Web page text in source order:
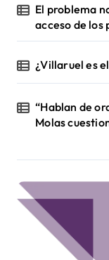
El problema
acceso de los
¿Villaruel es
“Hablan de
Molas